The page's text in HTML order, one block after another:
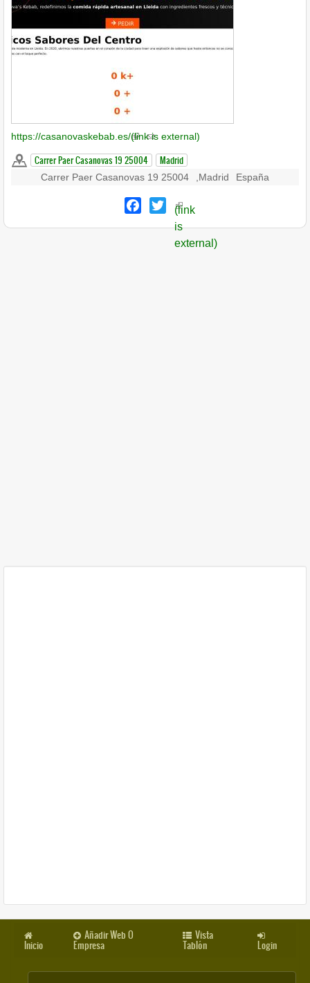
https://casanovaskebab.es/(link is external)
Carrer Paer Casanovas 19 25004 Madrid
Carrer Paer Casanovas 19 25004 Madrid España
Facebook
Twitter
(link
is
external)
Inicio
Añadir Web O
Empresa
Vista
Tablón Login